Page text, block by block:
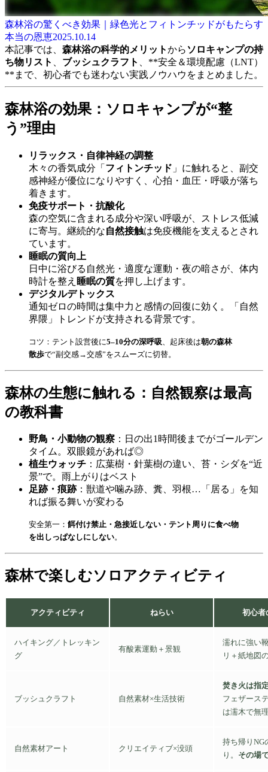
森林浴の驚くべき効果｜緑色光とフィトンチッドがもたらす
本当の恩恵2025.10.14
本記事では、 森林浴の科学的メリットから ソロキャンプの持
ち物リスト
ブッシュクラフト
、**安全＆環境配慮（LNT）
**まで、初心者でも迷わない実践ノウハウをまとめました。
森林浴の効果：ソロキャンプが“整
う”理由
リラックス・自律神経の調整
木々の香気成分「 フィトンチッド 」に触れると、副交
感神経が優位になりやすく、心拍・血圧・呼吸が落ち
着きます。
免疫サポート・抗酸化
森の空気に含まれる成分や深い呼吸が、ストレス低減
に寄与。継続的な自然接触は免疫機能を支えるとされ
ています。
睡眠の質向上
日中に浴びる自然光・適度な運動・夜の暗さが、体内
時計を整え 睡眠の質を押し上げます。
デジタルデトックス
通知ゼロの時間は集中力と感情の回復に効く。「自然
界隈」トレンドが支持される背景です。
コツ：テント設営後に5–10分の深呼吸 、起床後は朝の森林
散歩で“副交感→交感”をスムーズに切替。
森林の生態に触れる：自然観察は最高
の教科書
野鳥・小動物の観察 ：日の出1時間後までがゴールデン
タイム。双眼鏡があれば◎
植生ウォッチ ：広葉樹・針葉樹の違い、苔・シダを“近
景”で。雨上がりはベスト
足跡・痕跡：獣道や噛み跡、糞、羽根…「居る」を知
れば振る舞いが変わる
安全第一： 餌付け禁止・急接近しない・テント周りに食べ物
を出しっぱなしにしない。
森林で楽しむソロアクティビティ
アクティビティ ねらい 初心者
ハイキング／トレッキン
グ
有酸素運動＋景観
濡れに強い
リ＋紙地図
ブッシュクラフト 自然素材×生活技術
焚き火は指
フェザース
は濡木で無
自然素材アート クリエイティブ×没頭
持ち帰りNG
り。 その場